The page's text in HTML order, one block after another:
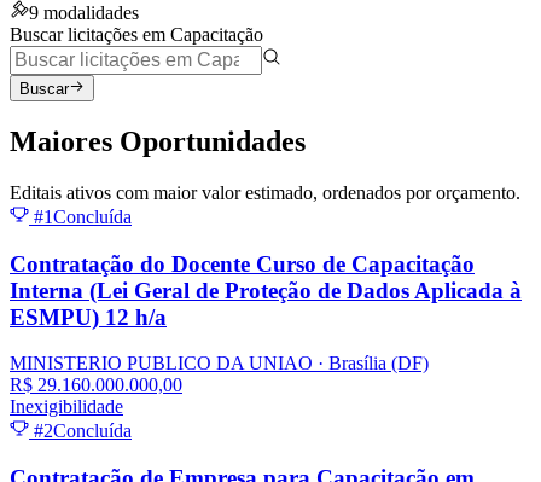
9 modalidades
Buscar licitações em Capacitação
Buscar
Maiores Oportunidades
Editais ativos com maior valor estimado, ordenados por orçamento.
#1Concluída
Contratação do Docente Curso de Capacitação
Interna (Lei Geral de Proteção de Dados Aplicada à
ESMPU) 12 h/a
MINISTERIO PUBLICO DA UNIAO · Brasília (DF)
R$ 29.160.000.000,00
Inexigibilidade
#2Concluída